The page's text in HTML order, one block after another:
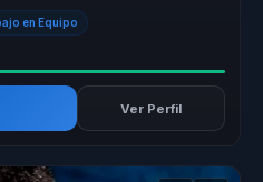
en Equipo
Ver Perfil